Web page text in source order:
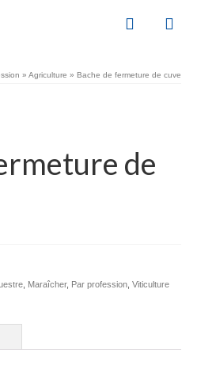
» Agriculture » Bache de fermeture de cuve
de
Maraîcher, Par profession Viticulture